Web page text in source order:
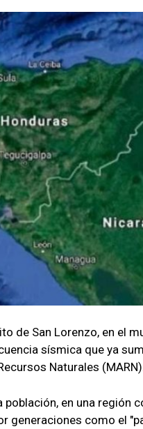
de San Lorenzo, en el
sísmica que ya
Naturales (MARN).
en una región
generaciones como el